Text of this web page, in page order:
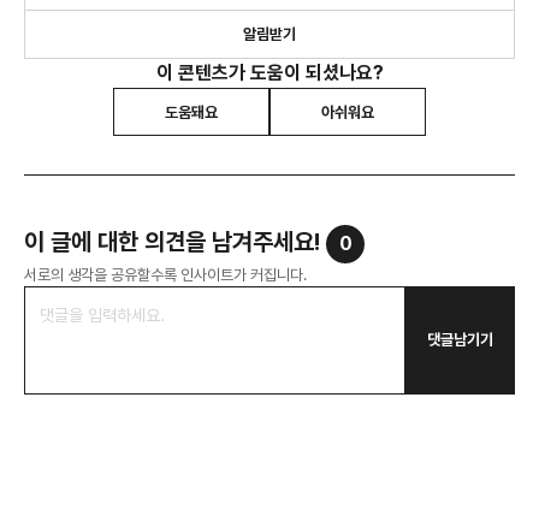
알림받기
이 콘텐츠가 도움이 되셨나요?
도움돼요 아쉬워요
이 글에 대한 의견을 남겨주세요! 0
서로의 생각을 공유할수록 인사이트가 커집니다.
댓글남기기